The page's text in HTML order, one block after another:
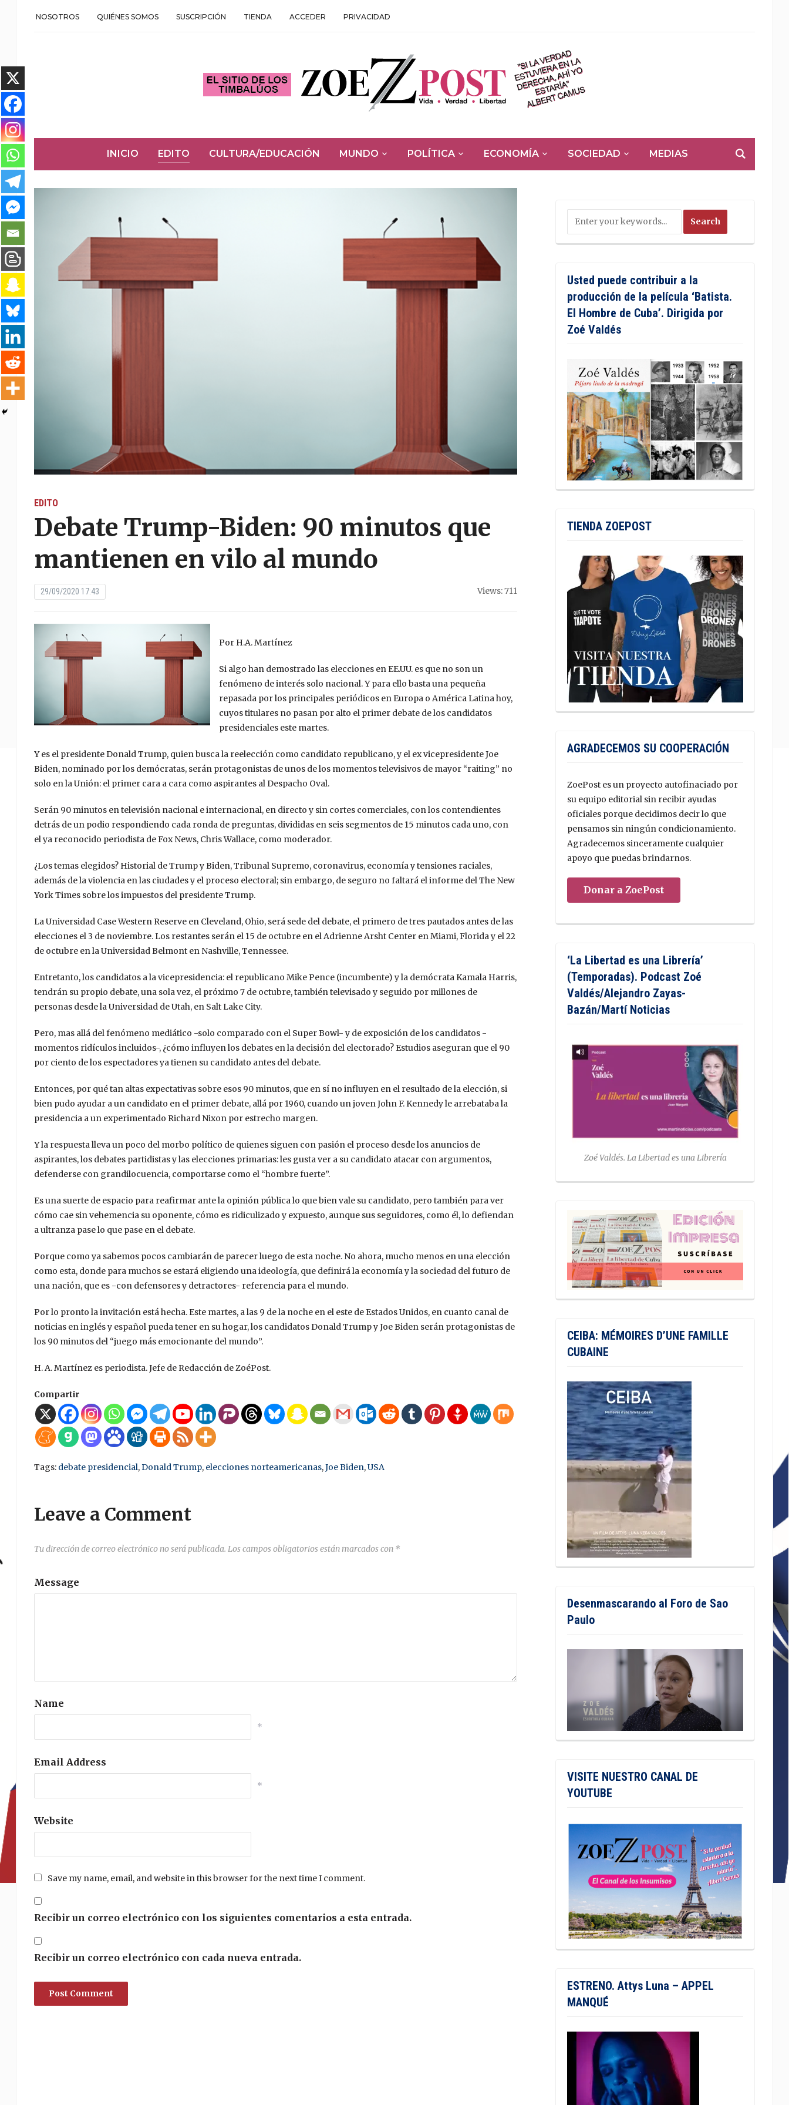
NOSOTROS QUIÉNES SOMOS SUSCRIPCIÓN TIENDA ACCEDER PRIVACIDAD
INICIO EDITO CULTURA/EDUCACIÓN MUNDO POLÍTICA ECONOMÍA SOCIEDAD MEDIAS
EDITO
Debate Trump-Biden: 90 minutos que
mantienen en vilo al mundo
29/09/2020 17:43 Views: 711
Por H.A. Martínez
Si algo han demostrado las elecciones en EE.UU. es que no son un
fenómeno de interés solo nacional. Y para ello basta una pequeña
repasada por los principales periódicos en Europa o América Latina hoy,
cuyos titulares no pasan por alto el primer debate de los candidatos
presidenciales este martes.
Y es el presidente Donald Trump, quien busca la reelección como candidato republicano, y el ex vicepresidente Joe
Biden, nominado por los demócratas, serán protagonistas de unos de los momentos televisivos de mayor “raiting” no
solo en la Unión: el primer cara a cara como aspirantes al Despacho Oval.
Serán 90 minutos en televisión nacional e internacional, en directo y sin cortes comerciales, con los contendientes
detrás de un podio respondiendo cada ronda de preguntas, divididas en seis segmentos de 15 minutos cada uno, con
el ya reconocido periodista de Fox News, Chris Wallace, como moderador.
¿Los temas elegidos? Historial de Trump y Biden, Tribunal Supremo, coronavirus, economía y tensiones raciales,
además de la violencia en las ciudades y el proceso electoral; sin embargo, de seguro no faltará el informe del The New
York Times sobre los impuestos del presidente Trump.
La Universidad Case Western Reserve en Cleveland, Ohio, será sede del debate, el primero de tres pautados antes de las
elecciones el 3 de noviembre. Los restantes serán el 15 de octubre en el Adrienne Arsht Center en Miami, Florida y el 22
de octubre en la Universidad Belmont en Nashville, Tennessee.
Entretanto, los candidatos a la vicepresidencia: el republicano Mike Pence (incumbente) y la demócrata Kamala Harris,
tendrán su propio debate, una sola vez, el próximo 7 de octubre, también televisado y seguido por millones de
personas desde la Universidad de Utah, en Salt Lake City.
Pero, mas allá del fenómeno mediático -solo comparado con el Super Bowl- y de exposición de los candidatos -
momentos ridículos incluidos-, ¿cómo influyen los debates en la decisión del electorado? Estudios aseguran que el 90
por ciento de los espectadores ya tienen su candidato antes del debate.
Entonces, por qué tan altas expectativas sobre esos 90 minutos, que en sí no influyen en el resultado de la elección, si
bien pudo ayudar a un candidato en el primer debate, allá por 1960, cuando un joven John F. Kennedy le arrebataba la
presidencia a un experimentado Richard Nixon por estrecho margen.
Y la respuesta lleva un poco del morbo político de quienes siguen con pasión el proceso desde los anuncios de
aspirantes, los debates partidistas y las elecciones primarias: les gusta ver a su candidato atacar con argumentos,
defenderse con grandilocuencia, comportarse como el “hombre fuerte”.
Es una suerte de espacio para reafirmar ante la opinión pública lo que bien vale su candidato, pero también para ver
cómo cae sin vehemencia su oponente, cómo es ridiculizado y expuesto, aunque sus seguidores, como él, lo defiendan
a ultranza pase lo que pase en el debate.
Porque como ya sabemos pocos cambiarán de parecer luego de esta noche. No ahora, mucho menos en una elección
como esta, donde para muchos se estará eligiendo una ideología, que definirá la economía y la sociedad del futuro de
una nación, que es -con defensores y detractores- referencia para el mundo.
Por lo pronto la invitación está hecha. Este martes, a las 9 de la noche en el este de Estados Unidos, en cuanto canal de
noticias en inglés y español pueda tener en su hogar, los candidatos Donald Trump y Joe Biden serán protagonistas de
los 90 minutos del “juego más emocionante del mundo”.
H. A. Martínez es periodista. Jefe de Redacción de ZoéPost.
Compartir
Tags: debate presidencial,Donald Trump, elecciones norteamericanas,Joe Biden,USA
Leave a Comment
Tu dirección de correo electrónico no será publicada. Los campos obligatorios están marcados con *
Message
Name
*
Email Address
*
Website
Save my name, email, and website in this browser for the next time I comment.
Recibir un correo electrónico con los siguientes comentarios a esta entrada.
Recibir un correo electrónico con cada nueva entrada.
Usted puede contribuir a la
producción de la película ‘Batista.
El Hombre de Cuba’. Dirigida por
Zoé Valdés
TIENDA ZOEPOST
AGRADECEMOS SU COOPERACIÓN
ZoePost es un proyecto autofinaciado por
su equipo editorial sin recibir ayudas
oficiales porque decidimos decir lo que
pensamos sin ningún condicionamiento.
Agradecemos sinceramente cualquier
apoyo que puedas brindarnos.
Donar a ZoePost
‘La Libertad es una Librería’
(Temporadas). Podcast Zoé
Valdés/Alejandro Zayas-
Bazán/Martí Noticias
Zoé Valdés. La Libertad es una Librería
CEIBA: MÉMOIRES D’UNE FAMILLE
CUBAINE
Desenmascarando al Foro de Sao
Paulo
VISITE NUESTRO CANAL DE
YOUTUBE
ESTRENO. Attys Luna – APPEL
MANQUÉ